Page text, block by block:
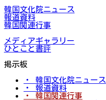
韓国文化院ニュース
報道資料
韓国関連行事
メディアギャラリー
ひとこと書評
掲示板
・ 韓国文化院ニュース
・ 報道資料
・ 韓国関連行事